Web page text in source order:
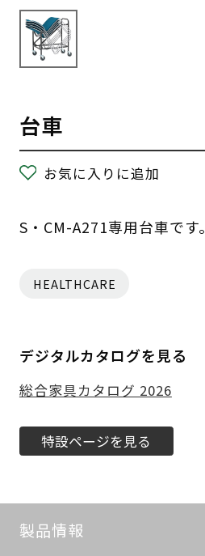
台車
お気に入りに追加
S・CM-A271専用台車です。
HEALTHCARE
デジタルカタログを見る
総合家具カタログ 2026
特設ページを見る
製品情報